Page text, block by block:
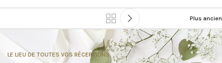
Plus ancien
LE LIEU DE TOUTES VOS RÉCEPTIONS